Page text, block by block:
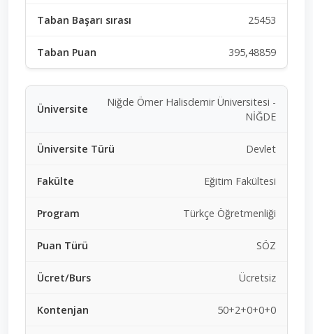
25453
395,48859
Niğde Ömer Halisdemir Üniversitesi -
NİĞDE
Devlet
Eğitim Fakültesi
Türkçe Öğretmenliği
SÖZ
Ücretsiz
50+2+0+0+0